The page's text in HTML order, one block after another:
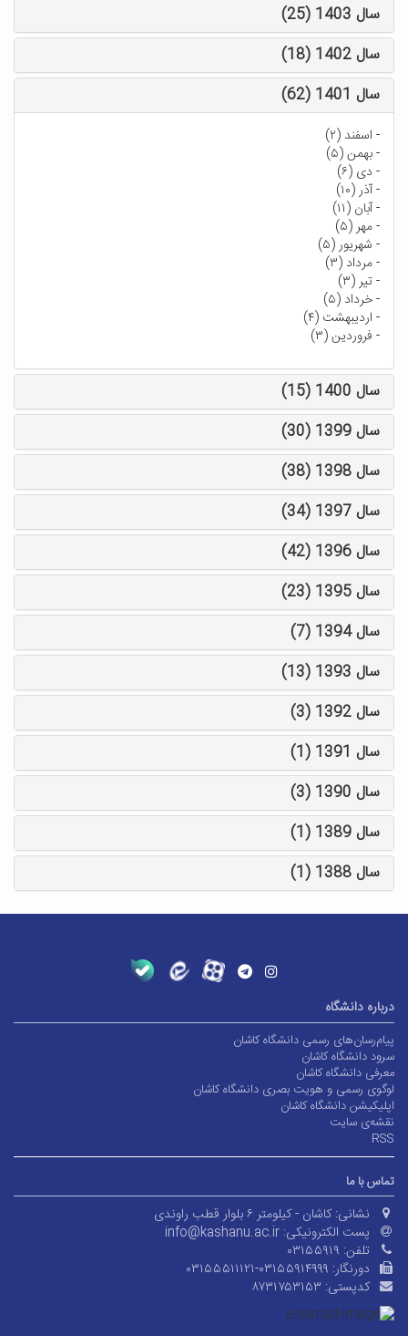
سال 1403 (25)
سال 1402 (18)
سال 1401 (62)
- اسفند (۲)
-بهمن (۵)
- دی (۶)
-آذر (۱۰)
-آبان (۱۱)
-مهر (۵)
- شهریور (۵)
-مرداد (۳)
-تیر (۳)
-خرداد (۵)
- اردیبهشت (۴)
- فروردین (۳)
سال 1400 (15)
سال 1399 (30)
سال 1398 (38)
سال 1397 (34)
سال 1396 (42)
سال 1395 (23)
سال 1394 (7)
سال 1393 (13)
سال 1392 (3)
سال 1391 (1)
سال 1390 (3)
سال 1389 (1)
سال 1388 (1)
درباره دانشگاه
پیام‌رسان‌های رسمی دانشگاه کاشان
سرود دانشگاه کاشان
معرفی دانشگاه کاشان
لوگوی رسمی و هویت بصری دانشگاه کاشان
اپلیکیشن دانشگاه کاشان
نقشه‌ی سایت
RSS
تماس با ما
نشانی: کاشان - کیلومتر ۶ بلوار قطب راوندی
پست الکترونیکی: info@kashanu.ac.ir
تلفن: ۰۳۱۵۵۹۱۹
دورنگار: ۰۳۱۵۵۵۱۱۱۲۱-۰۳۱۵۵۹۱۴۹۹۹
کدپستی: ۸۷۳۱۷۵۳۱۵۳